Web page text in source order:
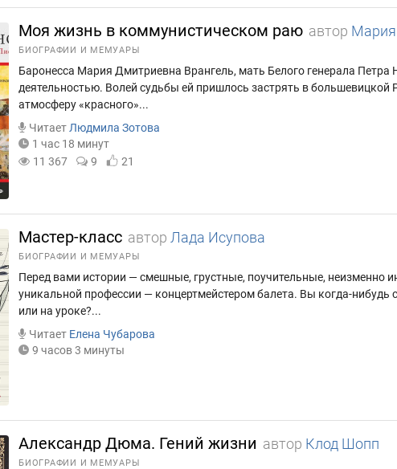
Моя жизнь в коммунистическом раю автор Мария
БИОГРАФИИ И МЕМУАРЫ
Баронесса Мария Дмитриевна Врангель, мать Белого генерала
деятельностью. Волей судьбы ей пришлось застрять в
атмосферу «красного»...
Читает Людмила Зотова
1 час 18 минут
11 367
9 21
Мастер-класс автор Лада Исупова
БИОГРАФИИ И МЕМУАРЫ
Перед вами истории — смешные, грустные, поучительные,
уникальной профессии — концертмейстером балета. Вы когда-нибудь
или на уроке?...
Читает Елена Чубарова
9 часов 3 минуты
Александр Дюма. Гений жизни автор Клод Шопп
БИОГРАФИИ И МЕМУАРЫ